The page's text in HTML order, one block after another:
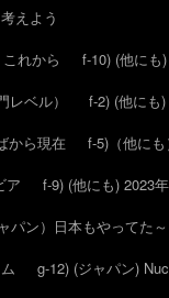
えよう
れから
f-10) (他にも
ベル）
f-2) (他にも
から現在
f-5)（他に
ア
f-9) (他にも) 2023
パン）日本もやってた～
g-12) (ジャパン)